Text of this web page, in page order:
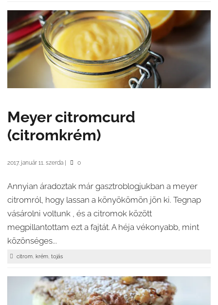
Meyer citromcurd
(citromkrém)
2017. január 11. szerda 0
Annyian áradoztak már gasztroblogjukban a meyer
citromról, hogy lassan a könyökömön jön ki. Tegnap
vásárolni voltunk , és a citromok között
megpillantottam ezt a fajtát. A héja vékonyabb, mint
közönséges...
citrom, krém, tojás